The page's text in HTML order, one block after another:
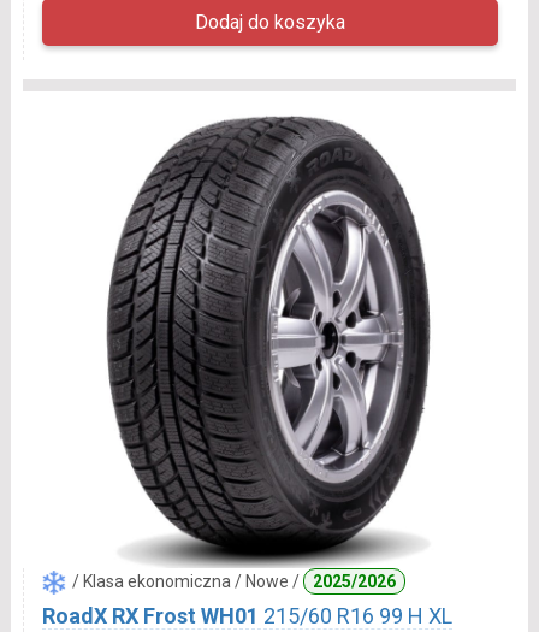
/ Klasa ekonomiczna / Nowe / 2025/2026
RoadX RX Frost WH01 215/60 R16 99 H XL